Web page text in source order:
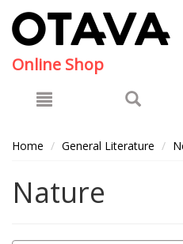
Online Shop
Home General Literature
Nature